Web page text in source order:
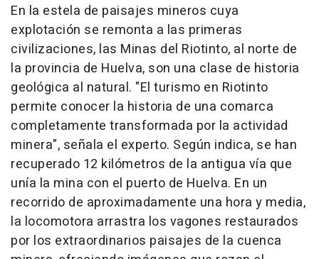
En la estela de paisajes mineros cuya
explotación se remonta a las primeras
civilizaciones, las Minas del Riotinto, al norte de
la provincia de Huelva, son una clase de historia
geológica al natural. "El turismo en Riotinto
permite conocer la historia de una comarca
completamente transformada por la actividad
minera", señala el experto. Según indica, se han
recuperado 12 kilómetros de la antigua vía que
unía la mina con el puerto de Huelva. En un
recorrido de aproximadamente una hora y media,
la locomotora arrastra los vagones restaurados
por los extraordinarios paisajes de la cuenca